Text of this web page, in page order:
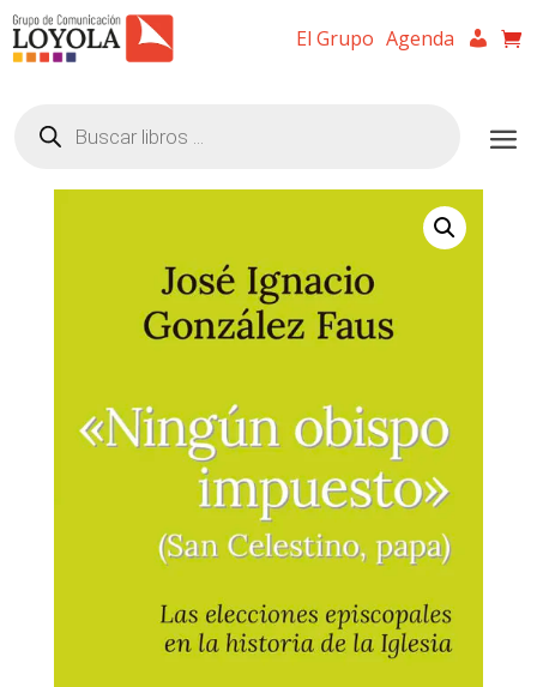
El Grupo Agenda
productos